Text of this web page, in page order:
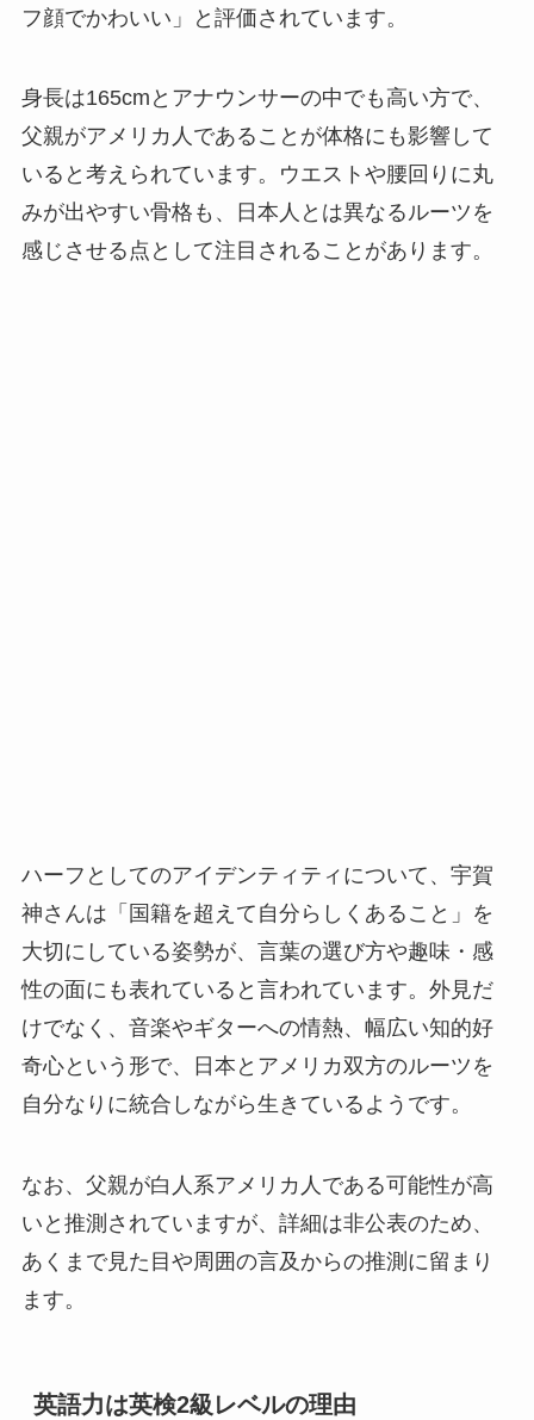
フ顔でかわいい」と評価されています。
身長は165cmとアナウンサーの中でも高い方で、
父親がアメリカ人であることが体格にも影響して
いると考えられています。ウエストや腰回りに丸
みが出やすい骨格も、日本人とは異なるルーツを
感じさせる点として注目されることがあります。
ハーフとしてのアイデンティティについて、宇賀
神さんは「国籍を超えて自分らしくあること」を
大切にしている姿勢が、言葉の選び方や趣味・感
性の面にも表れていると言われています。外見だ
けでなく、音楽やギターへの情熱、幅広い知的好
奇心という形で、日本とアメリカ双方のルーツを
自分なりに統合しながら生きているようです。
なお、父親が白人系アメリカ人である可能性が高
いと推測されていますが、詳細は非公表のため、
あくまで見た目や周囲の言及からの推測に留まり
ます。
英語力は英検2級レベルの理由